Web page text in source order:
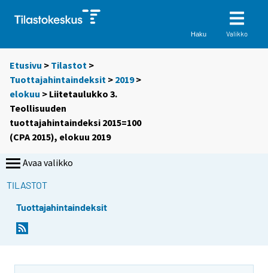
Haku Valikko
Etusivu > Tilastot >
Tuottajahintaindeksit > 2019>
elokuu > Liitetaulukko 3.
Teollisuuden
tuottajahintaindeksi 2015=100
(CPA 2015), elokuu 2019
Avaa valikko
TILASTOT
Tuottajahintaindeksit